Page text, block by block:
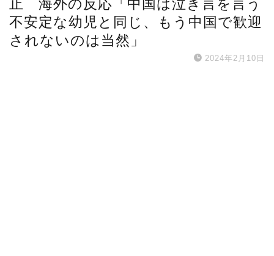
止 海外の反応「中国は泣き言を言う
不安定な幼児と同じ、もう中国で歓迎
されないのは当然」
2024年2月10日